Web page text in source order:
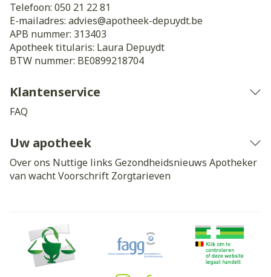
Telefoon: 050 21 22 81
E-mailadres: advies@apotheek-depuydt.be
APB nummer: 313403
Apotheek titularis: Laura Depuydt
BTW nummer: BE0899218704
Klantenservice
FAQ
Uw apotheek
Over ons Nuttige links Gezondheidsnieuws Apotheker
van wachtVoorschrift Zorgtarieven